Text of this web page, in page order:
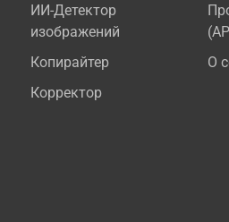
ИИ-Детектор
изображений
Копирайтер
Корректор
О